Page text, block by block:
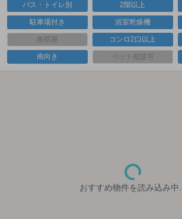
バス・トイレ別 2階以上
駐車場付き 浴室乾燥機
角部屋 コンロ2口以上
南向き ペット相談可
おすすめ物件を読み込み中...